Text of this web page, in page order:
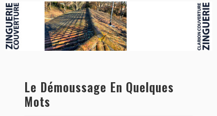
Le Démoussage En Quelques
Mots